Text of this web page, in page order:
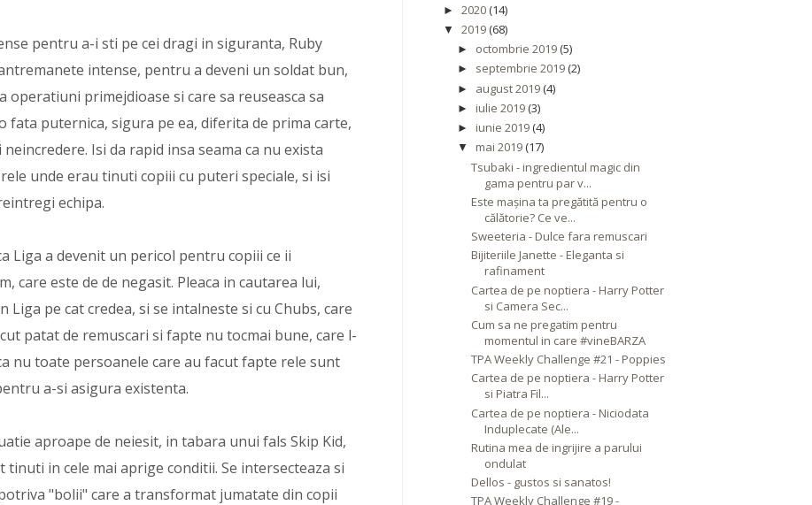
pentru a-i sti pe cei dragi in siguranta, Ruby
intense, pentru a deveni un soldat bun,
operatiuni primejdioase si care sa reuseasca sa
fata puternica, sigura pe ea, diferita de prima carte,
Isi da rapid insa seama ca nu exista
unde erau tinuti copiii cu puteri speciale, si isi
echipa.
Liga a devenit un pericol pentru copiii ce ii
care este de de negasit. Pleaca in cautarea lui,
pe cat credea, si se intalneste si cu Chubs, care
patat de remuscari si fapte nu tocmai bune, care l-
nu toate persoanele care au facut fapte rele sunt
a-si asigura existenta.
aproape de neiesit, in tabara unui fals Skip Kid,
in cele mai aprige conditii. Se intersecteaza si
"bolii" care a transformat jumatate din copii
► 2020(14)
▼ 2019(68)
► octombrie 2019(5)
► septembrie 2019(2)
► august 2019(4)
► iulie 2019(3)
► iunie 2019(4)
▼ mai 2019(17)
Tsubaki - ingredientul magic din
gama pentru par v...
Este mașina ta pregătită pentru o
călătorie? Ce ve...
Sweeteria - Dulce fara remuscari
Bijiteriile Janette - Eleganta si
rafinament
Cartea de pe noptiera - Harry Potter
si Camera Sec...
Cum sa ne pregatim pentru
momentul in care #vineBARZA
TPA Weekly Challenge #21 - Poppies
Cartea de pe noptiera - Harry Potter
si Piatra Fil...
Cartea de pe noptiera - Niciodata
Induplecate (Ale...
Rutina mea de ingrijire a parului
ondulat
Dellos - gustos si sanatos!
TPA Weekly Challenge #19 -